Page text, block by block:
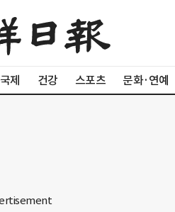
국제 건강 스포츠 문화·연예